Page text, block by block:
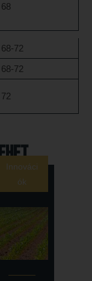
68
68-72
68-72
72
Innováci
ók